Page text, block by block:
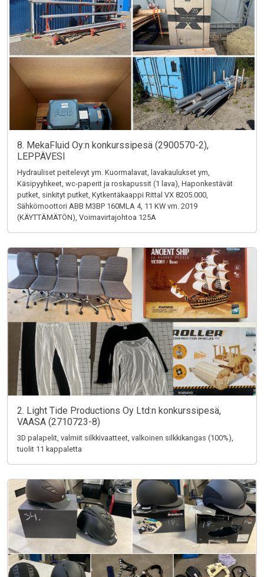
8. MekaFluid Oy:n konkurssipesä (2900570-2),
LEPPÄVESI
Hydrauliset peitelevyt ym. Kuormalavat, lavakaulukset ym,
Käsipyyhkeet, wc-paperit ja roskapussit (1 lava), Haponkestävät
putket, sinkityt putket, Kytkentäkaappi Rittal VX 8205.000,
Sähkömoottori ABB M3BP 160MLA 4, 11 KW vm. 2019
(KÄYTTÄMÄTÖN), Voimavirtajohtoa 125A
2. Light Tide Productions Oy Ltd:n konkurssipesä,
VAASA (2710723-8)
3D palapelit, valmiit silkkivaatteet, valkoinen silkkikangas (100%),
tuolit 11 kappaletta